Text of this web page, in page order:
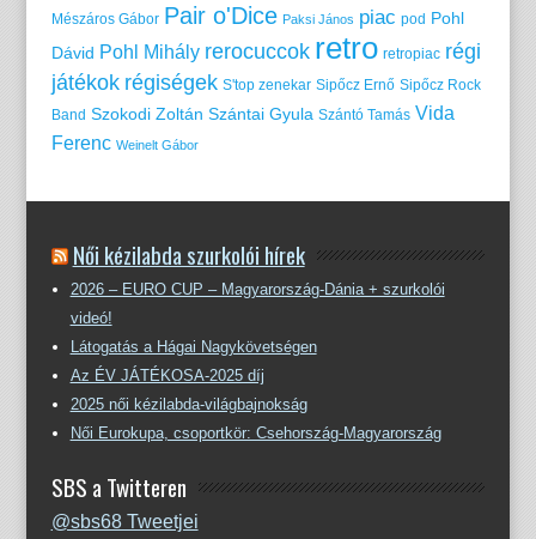
Mészáros Gábor Pair o'Dice Paksi János piac pod Pohl
Dávid Pohl Mihály rerocuccok retro retropiac régi
játékok régiségek S'top zenekar Sipőcz Ernő Sipőcz Rock
Band Szokodi Zoltán Szántai Gyula Szántó Tamás Vida
Ferenc Weinelt Gábor
Női kézilabda szurkolói hírek
2026 – EURO CUP – Magyarország-Dánia + szurkolói
videó!
Látogatás a Hágai Nagykövetségen
Az ÉV JÁTÉKOSA-2025 díj
2025 női kézilabda-világbajnokság
Női Eurokupa, csoportkör: Csehország-Magyarország
SBS a Twitteren
@sbs68 Tweetjei